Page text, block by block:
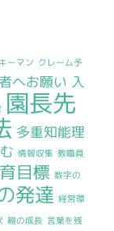
キーマン クレーム予
へお願い 入
園長先
多重知能理
情報収集 教職員
目標 数字の
発達 経営環
親の成長 言葉を残